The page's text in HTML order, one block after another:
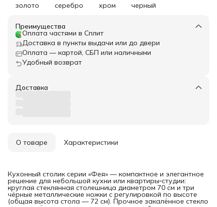
золото
серебро хром черный
Преимущества
Оплата частями в Сплит
Доставка в пункты выдачи или до двери
Оплата — картой, СБП или наличными
Удобный возврат
Доставка
О товаре Характеристики
Кухонный столик серии «Фея» — компактное и элегантное
решение для небольшой кухни или квартиры‑студии:
круглая стеклянная столешница диаметром 70 см и три
чёрные металлические ножки с регулировкой по высоте
(общая высота стола — 72 см). Прочное закалённое стекло